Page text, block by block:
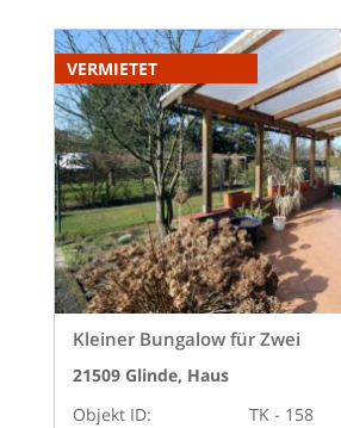
VERMIETET
Kleiner Bungalow für Zwei
21509 Glinde, Haus
Objekt ID:
TK - 158